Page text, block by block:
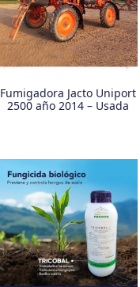
Fumigadora Jacto Uniport
2500 año 2014 – Usada